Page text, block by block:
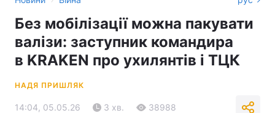
Без мобілізації можна пакувати
валізи: заступник командира
в KRAKEN про ухилянтів і ТЦК
НАДЯ ПРИШЛЯК
14:04, 05.05.26 3 хв. 38988